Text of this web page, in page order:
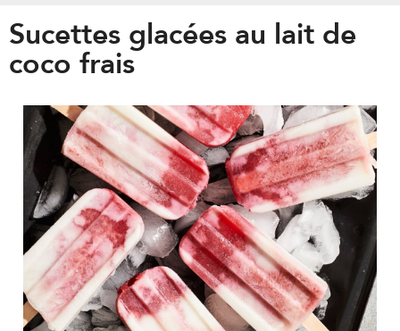
Sucettes glacées au lait de
coco frais